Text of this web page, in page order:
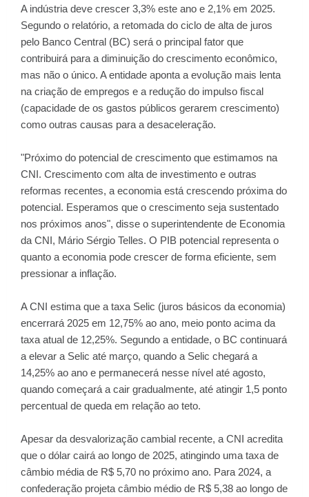
A indústria deve crescer 3,3% este ano e 2,1% em 2025.
Segundo o relatório, a retomada do ciclo de alta de juros
pelo Banco Central (BC) será o principal fator que
contribuirá para a diminuição do crescimento econômico,
mas não o único. A entidade aponta a evolução mais lenta
na criação de empregos e a redução do impulso fiscal
(capacidade de os gastos públicos gerarem crescimento)
como outras causas para a desaceleração.
"Próximo do potencial de crescimento que estimamos na
CNI. Crescimento com alta de investimento e outras
reformas recentes, a economia está crescendo próxima do
potencial. Esperamos que o crescimento seja sustentado
nos próximos anos", disse o superintendente de Economia
da CNI, Mário Sérgio Telles. O PIB potencial representa o
quanto a economia pode crescer de forma eficiente, sem
pressionar a inflação.
A CNI estima que a taxa Selic (juros básicos da economia)
encerrará 2025 em 12,75% ao ano, meio ponto acima da
taxa atual de 12,25%. Segundo a entidade, o BC continuará
a elevar a Selic até março, quando a Selic chegará a
14,25% ao ano e permanecerá nesse nível até agosto,
quando começará a cair gradualmente, até atingir 1,5 ponto
percentual de queda em relação ao teto.
Apesar da desvalorização cambial recente, a CNI acredita
que o dólar cairá ao longo de 2025, atingindo uma taxa de
câmbio média de R$ 5,70 no próximo ano. Para 2024, a
confederação projeta câmbio médio de R$ 5,38 ao longo de